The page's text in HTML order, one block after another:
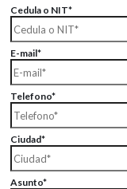
Cedula o NIT*
E-mail*
Telefono*
Ciudad*
Asunto*